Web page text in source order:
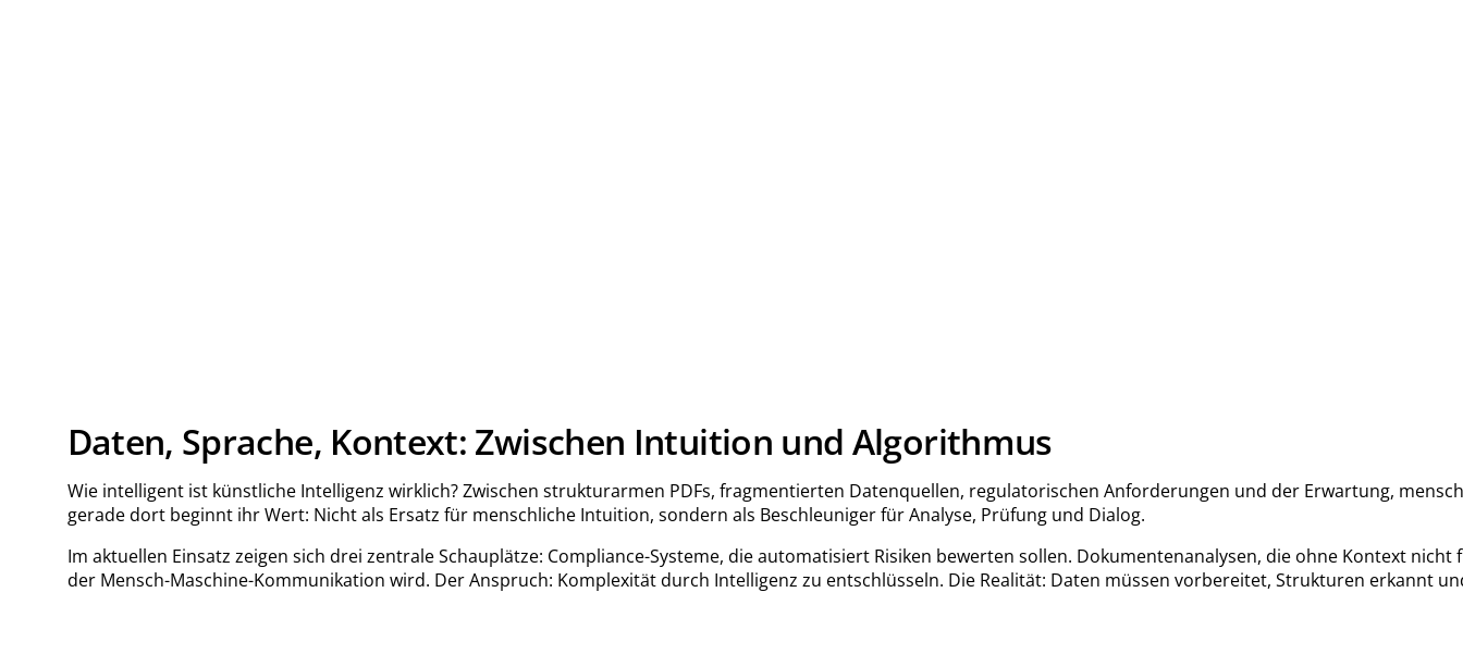
Daten, Sprache, Kontext: Zwischen Intuition und Algorithmus
Wie intelligent ist künstliche Intelligenz wirklich? Zwischen strukturarmen PDFs, fragmentierten Datenquellen, regulatorischen Anforderungen und der Erwartung,
gerade dort beginnt ihr Wert: Nicht als Ersatz für menschliche Intuition, sondern als Beschleuniger für Analyse, Prüfung und Dialog.
Im aktuellen Einsatz zeigen sich drei zentrale Schauplätze: Compliance-Systeme, die automatisiert Risiken bewerten sollen. Dokumentenanalysen, die ohne Kontext
der Mensch-Maschine-Kommunikation wird. Der Anspruch: Komplexität durch Intelligenz zu entschlüsseln. Die Realität: Daten müssen vorbereitet, Strukturen erkannt